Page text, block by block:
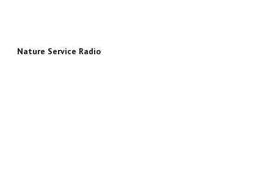
Nature Service Radio